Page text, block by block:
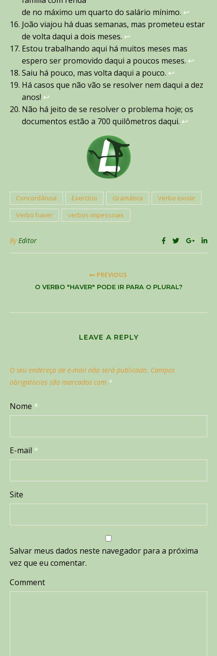
de no máximo um quarto do salário mínimo. ↩︎
João viajou há duas semanas, mas prometeu estar
de volta daqui a dois meses. ↩︎
Estou trabalhando aqui há muitos meses mas
espero ser promovido daqui a poucos meses. ↩︎
Saiu há pouco, mas volta daqui a pouco. ↩︎
Há casos que não vão se resolver nem daqui a dez
anos! ↩︎
Não há jeito de se resolver o problema hoje; os
documentos estão a 700 quilômetros daqui. ↩︎
Concordância Exercício Gramática
Verbo existir
Verbo haver
verbos impessoais
ByEditor
PREVIOUS
O VERBO "HAVER" PODE IR PARA O PLURAL?
LEAVE A REPLY
O seu endereço de e-mail não será publicado. Campos
obrigatórios são marcados com *
Nome *
E-mail *
Site
Salvar meus dados neste navegador para a próxima
vez que eu comentar.
Comment